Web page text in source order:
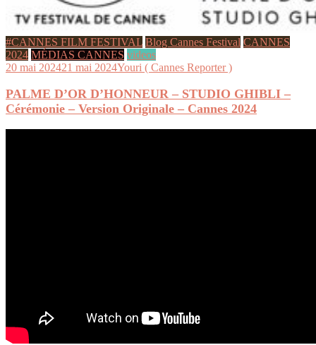
#CANNES FILM FESTIVAL Blog Cannes Festival CANNES
2024 MÉDIAS CANNES videos
20 mai 202421 mai 2024Youri ( Cannes Reporter )
PALME D’OR D’HONNEUR – STUDIO GHIBLI –
Cérémonie – Version Originale – Cannes 2024